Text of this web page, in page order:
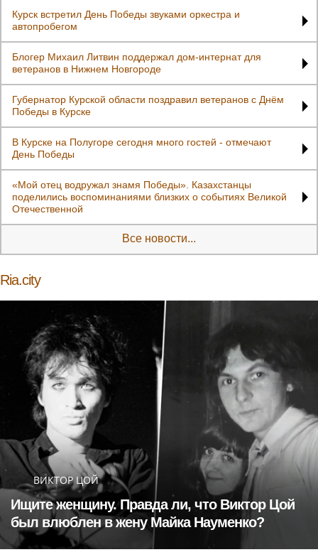
Курск встретил День Победы звуками оркестра и
автопробегом
Блогер Михаил Литвин поддержал дом-интернат для
ветеранов в Нижнем Новгороде
Губернатор Курской области поздравил ветеранов с Днём
Победы в Курске
В Курске на Полугоре сегодня много гостей - отмечают
День Победы
«Мой отец водружал знамя Победы». Казахстанцы
поделились воспоминаниями близких о событиях Великой
Отечественной
Все новости...
Ria.city
ВИКТОР ЦОЙ
Ищите женщину. Правда ли, что Виктор Цой
был влюблен в жену Майка Науменко?